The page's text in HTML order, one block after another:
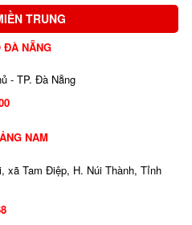
TRUNG
ĐÀ NẴNG
- TP. Đà Nẵng
NAM
xã Tam Điệp, H. Núi Thành, Tỉnh